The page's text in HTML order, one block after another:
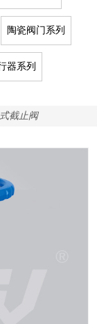
陶瓷阀门系列
器系列
截止阀